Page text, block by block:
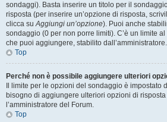
sondaggi). Basta inserire un titolo per il
risposta (per inserire un’opzione di risposta,
clicca suAggiungi un’opzione). Puoi anche
sondaggio (0 per non porre limiti). C’è un limite
che puoi aggiungere, stabilito dall’amministratore.
Top
Perché non è possibile aggiungere ulteriori
Il limite per le opzioni del sondaggio è impostato
bisogno di aggiungere ulteriori opzioni di
l’amministratore del Forum.
Top